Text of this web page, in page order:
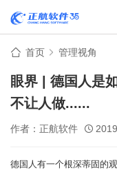
首页 管理视角
眼界 | 德国人是
不让人做......
作者：正航软件
德国人有一个根深蒂固的